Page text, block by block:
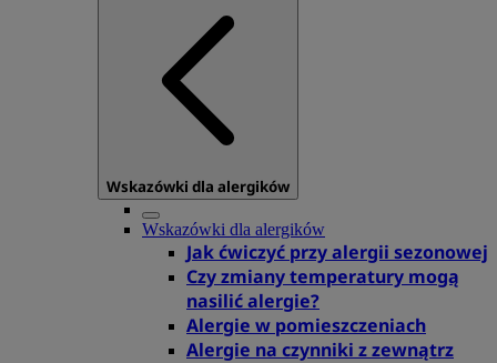
Wskazówki dla alergików
Wskazówki dla alergików
Jak ćwiczyć przy alergii sezonowej
Czy zmiany temperatury mogą
nasilić alergie?
Alergie w pomieszczeniach
Alergie na czynniki z zewnątrz